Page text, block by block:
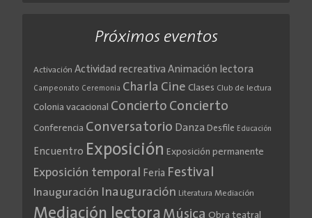
Próximos eventos
Activación Actividad recreativa Animación lectora
Campeonato Ceremonia Charla Cine Clases Club de lectura
Colonia vacacional Concierto Concierto
Conferencia Conversatorio Danza Desfile Educación
Encuentro Exposición Exposición permanente
Exposición temporal Feria Festival
Inauguración Inauguración Literatura Mediación
Mediación lectora Música Obra teatral